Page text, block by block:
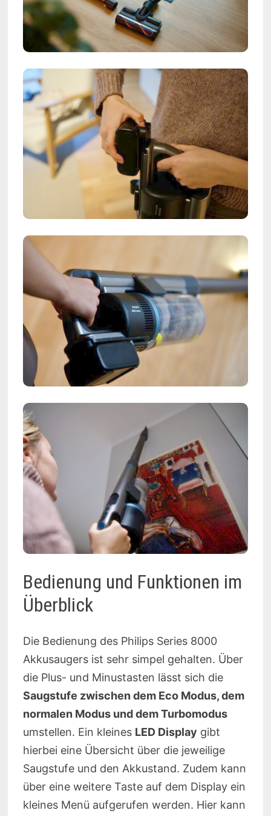
Bedienung und Funktionen im
Überblick
Die Bedienung des Philips Series 8000
Akkusaugers ist sehr simpel gehalten. Über
die Plus- und Minustasten lässt sich die
Saugstufe zwischen dem Eco Modus, dem
normalen Modus und dem Turbomodus
umstellen. Ein kleines LED Display gibt
hierbei eine Übersicht über die jeweilige
Saugstufe und den Akkustand. Zudem kann
über eine weitere Taste auf dem Display ein
kleines Menü aufgerufen werden. Hier kann